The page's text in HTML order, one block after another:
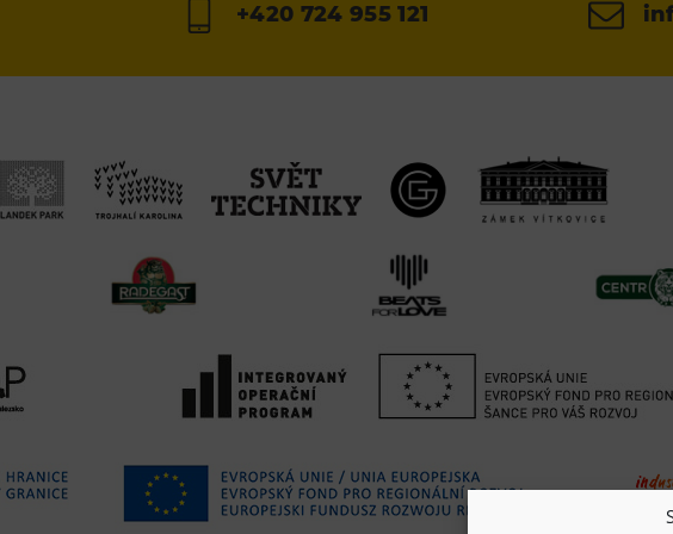
+420 724 955 121